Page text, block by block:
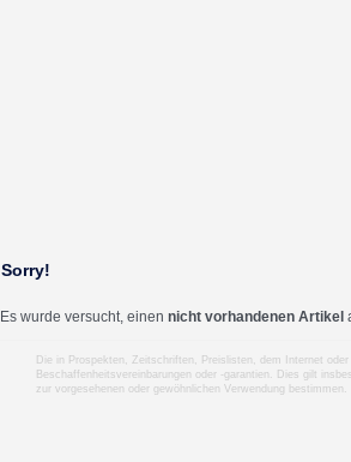
Sorry!
Es wurde versucht, einen nicht vorhandenen Artikel
Die in Prospekten, Zeitschriften, Preislisten, dem Internet
Beschaffenheitsvereinbarungen oder -garantien. Dies gilt
zur vorgesehenen oder gewöhnlichen Verwendung bestimmen.